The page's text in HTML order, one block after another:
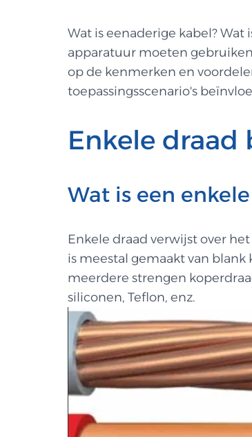
Wat is eenaderige kabel?
apparatuur moeten
op de kenmerken en
toepassingsscenario's
Enkele draad
Wat is een
Enkele draad verwijst over
is meestal gemaakt van
meerdere strengen
siliconen, Teflon, enz.